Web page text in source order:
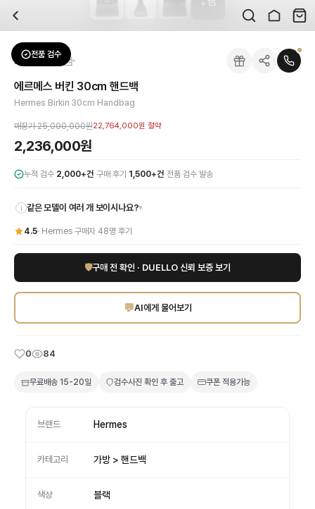
배송은 얼마나 걸리나요?
검수는 어떻게 진행되나요? 검수 사진을 받을 수 있나요?
전문 스태프가 실물 상품을 직접 확인한 후 검수 사진을 제공합니다. 가죽 재질,
교환이나 반품이 가능한가요?
수령 후 7일 이내 신청하시면 상품 하자, 사이즈 불일치, 고객 변심 모두 교환·반
쿠폰과 적립금을 함께 사용할 수 있나요?
네, 쿠폰과 적립금을 결제 시 함께 사용하실 수 있습니다. 적립금은 1,000원 이상
에르메스 버킨 30cm 핸드백
브랜드:
성별:여성
색상:블랙
가격:2,236,000원
최고의 럭셔리를 상징하는 에르메스 버킨 30cm 핸드백을 만나보세요. 시대를 초
에르메스 버킨 30cm 핸드백
15
전품 검수
Hermes핸드백
에르메스 버킨 30cm 핸드백
Hermes Birkin 30cm Handbag
매장가25,000,000원22,764,000원 절약
2,236,000원
누적 검수 2,000+건·구매 후기 1,500+건· 전품 검수 발송
i 같은 모델이 여러 개 보이시나요?▾
4.5· Hermes 구매자 48명 후기
🛡구매 전 확인 · DUELLO 신뢰 보증 보기
💬AI에게 물어보기
0 84
무료배송 15-20일 검수사진 확인 후 출고 쿠폰 적용가능
브랜드 Hermes
카테고리 가방 > 핸드백
색상 블랙